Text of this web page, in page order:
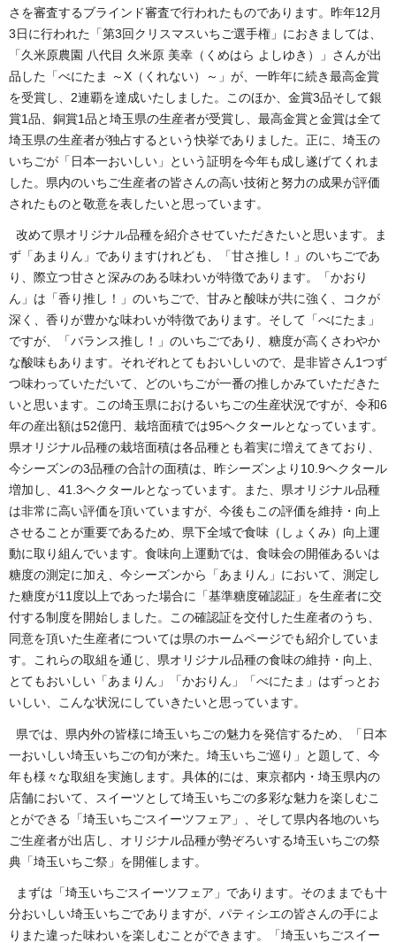
さを審査するブラインド審査で行われたものであります。昨年12月
3日に行われた「第3回クリスマスいちご選手権」におきましては、
「久米原農園 八代目 久米原 美幸（くめはら よしゆき）」さんが出
品した「べにたま ～X（くれない）～」が、一昨年に続き最高金賞
を受賞し、2連覇を達成いたしました。このほか、金賞3品そして銀
賞1品、銅賞1品と埼玉県の生産者が受賞し、最高金賞と金賞は全て
埼玉県の生産者が独占するという快挙でありました。正に、埼玉の
いちごが「日本一おいしい」という証明を今年も成し遂げてくれま
した。県内のいちご生産者の皆さんの高い技術と努力の成果が評価
されたものと敬意を表したいと思っています。
改めて県オリジナル品種を紹介させていただきたいと思います。ま
ず「あまりん」でありますけれども、「甘さ推し！」のいちごであ
り、際立つ甘さと深みのある味わいが特徴であります。「かおり
ん」は「香り推し！」のいちごで、甘みと酸味が共に強く、コクが
深く、香りが豊かな味わいが特徴であります。そして「べにたま」
ですが、「バランス推し！」のいちごであり、糖度が高くさわやか
な酸味もあります。それぞれとてもおいしいので、是非皆さん1つず
つ味わっていただいて、どのいちごが一番の推しかみていただきた
いと思います。この埼玉県におけるいちごの生産状況ですが、令和6
年の産出額は52億円、栽培面積では95ヘクタールとなっています。
県オリジナル品種の栽培面積は各品種とも着実に増えてきており、
今シーズンの3品種の合計の面積は、昨シーズンより10.9ヘクタール
増加し、41.3ヘクタールとなっています。また、県オリジナル品種
は非常に高い評価を頂いていますが、今後もこの評価を維持・向上
させることが重要であるため、県下全域で食味（しょくみ）向上運
動に取り組んでいます。食味向上運動では、食味会の開催あるいは
糖度の測定に加え、今シーズンから「あまりん」において、測定し
た糖度が11度以上であった場合に「基準糖度確認証」を生産者に交
付する制度を開始しました。この確認証を交付した生産者のうち、
同意を頂いた生産者については県のホームページでも紹介していま
す。これらの取組を通じ、県オリジナル品種の食味の維持・向上、
とてもおいしい「あまりん」「かおりん」「べにたま」はずっとお
いしい、こんな状況にしていきたいと思っています。
県では、県内外の皆様に埼玉いちごの魅力を発信するため、「日本
一おいしい埼玉いちごの旬が来た。埼玉いちご巡り」と題して、今
年も様々な取組を実施します。具体的には、東京都内・埼玉県内の
店舗において、スイーツとして埼玉いちごの多彩な魅力を楽しむこ
とができる「埼玉いちごスイーツフェア」、そして県内各地のいち
ご生産者が出店し、オリジナル品種が勢ぞろいする埼玉いちごの祭
典「埼玉いちご祭」を開催します。
まずは「埼玉いちごスイーツフェア」であります。そのままでも十
分おいしい埼玉いちごでありますが、パティシエの皆さんの手によ
りまた違った味わいを楽しむことができます。「埼玉いちごスイー